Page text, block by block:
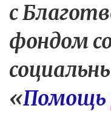
с
фондом
«Помощь